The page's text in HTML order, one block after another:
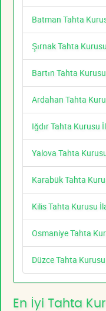
Batman Tahta
Şırnak Tahta
Bartın Tahta
Ardahan Tahta
Iğdır Tahta Kurusu
Yalova Tahta
Karabük Tahta
Kilis Tahta Kurusu
Osmaniye Tahta
Düzce Tahta
En İyi Tahta